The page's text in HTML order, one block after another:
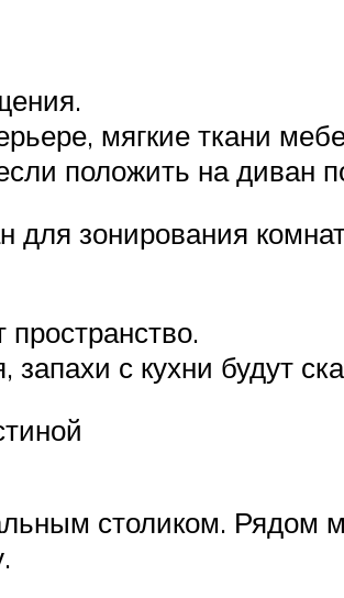
мягкие ткани
положить на диван
для зонирования
с кухни будут
столиком. Рядом